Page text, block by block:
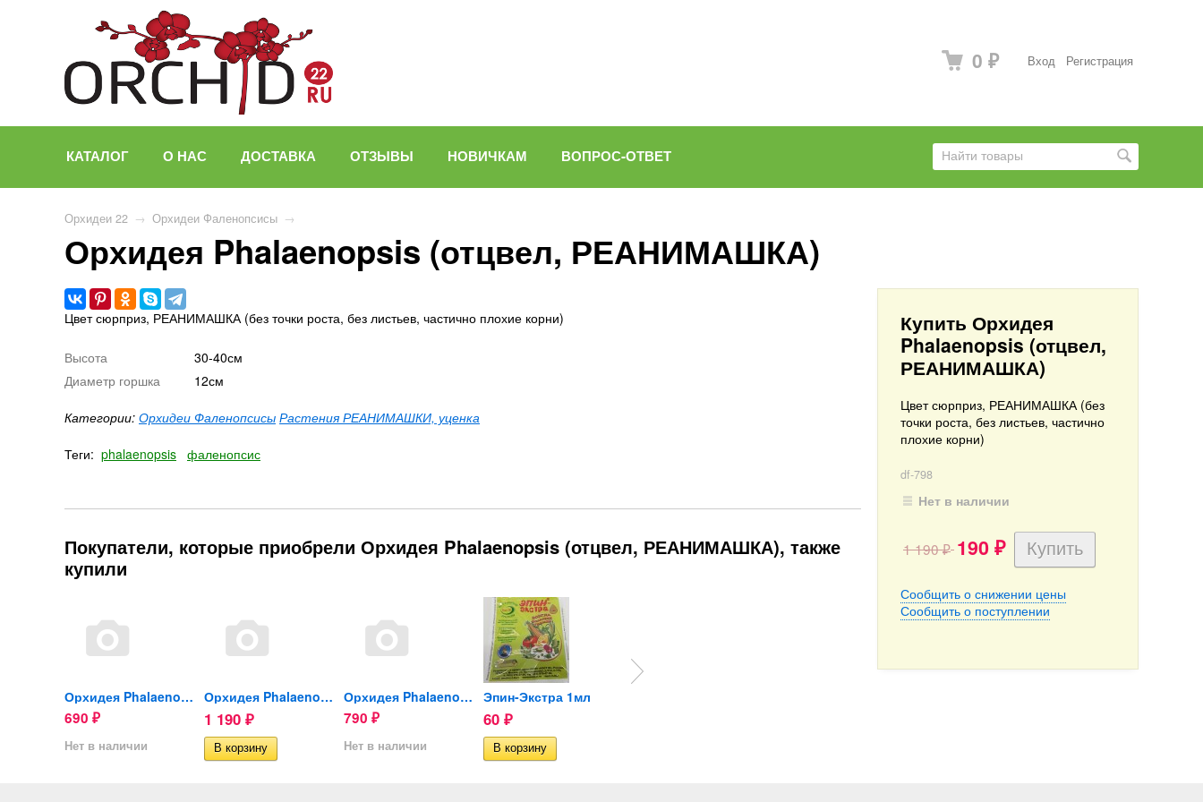
Вход Регистрация
0 ₽
КАТАЛОГ О НАС ДОСТАВКА ОТЗЫВЫ НОВИЧКАМ ВОПРОС-ОТВЕТ
Орхидеи 22 → Орхидеи Фаленопсисы →
Орхидея Phalaenopsis (отцвел, РЕАНИМАШКА)
Купить Орхидея
Phalaenopsis (отцвел,
РЕАНИМАШКА)
Цвет сюрприз, РЕАНИМАШКА (без
точки роста, без листьев, частично
плохие корни)
df-798
Нет в наличии
1 190₽ 190 ₽
Сообщить о снижении цены
Сообщить о поступлении
Цвет сюрприз, РЕАНИМАШКА (без точки роста, без листьев, частично плохие корни)
Высота
30-40см
Диаметр горшка
12см
Категории: Орхидеи Фаленопсисы Растения РЕАНИМАШКИ, уценка
Теги: phalaenopsis фаленопсис
Покупатели, которые приобрели Орхидея Phalaenopsis (отцвел, РЕАНИМАШКА), также
купили
Орхидея Phalaenopsis...
690 ₽
Нет в наличии
Орхидея Phalaenopsis (отцвел)
1 190 ₽
Орхидея Phalaenopsis mini...
790 ₽
Нет в наличии
Эпин-Экстра 1мл
60 ₽